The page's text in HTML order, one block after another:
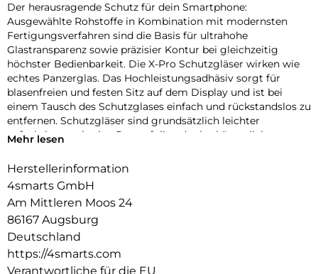
Der herausragende Schutz für dein Smartphone:
Ausgewählte Rohstoffe in Kombination mit modernsten
Fertigungsverfahren sind die Basis für ultrahohe
Glastransparenz sowie präzisier Kontur bei gleichzeitig
höchster Bedienbarkeit. Die X-Pro Schutzgläser wirken wie
echtes Panzerglas. Das Hochleistungsadhäsiv sorgt für
blasenfreien und festen Sitz auf dem Display und ist bei
einem Tausch des Schutzglases einfach und rückstandslos zu
entfernen. Schutzgläser sind grundsätzlich leichter
aufzubringen als eine Panzerfolie oder herkömmliche
d.h. kompatibel mit den gängigen Schutzhüllen.
Frame4smarts:
Mit dem Easy-Assist Montagerahmen geht bei der
Anbringung des X-Pro Displayschutz „nichts mehr schief”.
Perfekte Positionierung, blitzschnelle Montage – ein
Kinderspiel für alle!
Fullcover4smarts:
Mehr lesen
Herstellerinformation
4smarts GmbH
Am Mittleren Moos 24
86167 Augsburg
Deutschland
https://4smarts.com
Verantwortliche für die EU